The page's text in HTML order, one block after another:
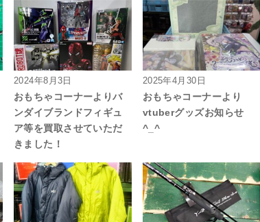
2024年8月3日
おもちゃコーナーよりバ
ンダイブランドフィギュ
ア等を買取させていただ
きました！
2025年4月30日
おもちゃコーナーより
vtuberグッズお知らせ
^_^